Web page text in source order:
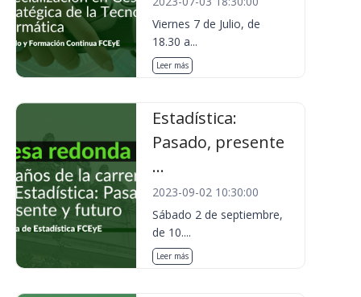
Viernes 7 de Julio, de
18.30 a...
Leer más
Estadística:
Pasado, presente
...
2023-09-02 10:30:00
Sábado 2 de septiembre,
de 10....
Leer más